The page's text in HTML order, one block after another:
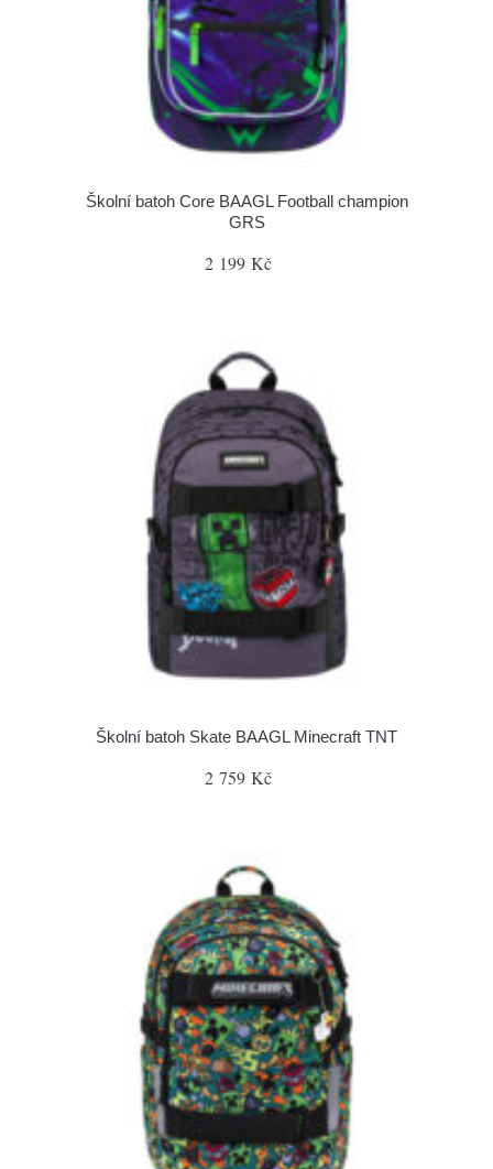
Školní batoh Core BAAGL Football champion
GRS
2 199 Kč
Školní batoh Skate BAAGL Minecraft TNT
2 759 Kč